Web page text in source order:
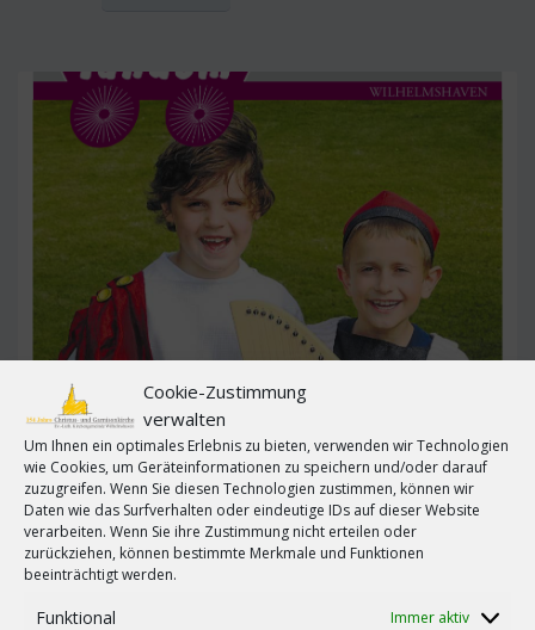
Cookie-Zustimmung
verwalten
Um Ihnen ein optimales Erlebnis zu bieten, verwenden wir Technologien
wie Cookies, um Geräteinformationen zu speichern und/oder darauf
zuzugreifen. Wenn Sie diesen Technologien zustimmen, können wir
Daten wie das Surfverhalten oder eindeutige IDs auf dieser Website
verarbeiten. Wenn Sie ihre Zustimmung nicht erteilen oder
zurückziehen, können bestimmte Merkmale und Funktionen
beeinträchtigt werden.
Funktional Immer aktiv
02
JULI
0
Tandem 110 ist da!
byMarcel Kuchler inGemeinde
Es ist da – Das Tandem für die Monate Juni bis
August 2018. Das 110. Tandem! Wir wünsche viel
Spaß beim lesen der aktuellen Ausgabe. Bitte
Tandem! Das Tandem finden Sie HIER zum